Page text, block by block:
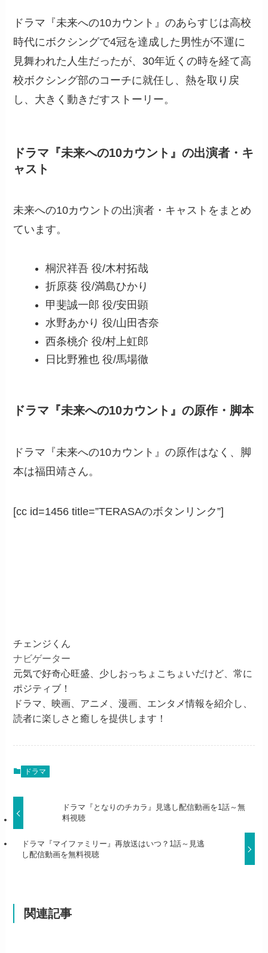
ドラマ『未来への10カウント』のあらすじは高校
時代にボクシングで4冠を達成した男性が不運に
見舞われた人生だったが、30年近くの時を経て高
校ボクシング部のコーチに就任し、熱を取り戻
し、大きく動きだすストーリー。
ドラマ『未来への10カウント』の出演者・キ
ャスト
未来への10カウントの出演者・キャストをまとめ
ています。
桐沢祥吾 役/木村拓哉
折原葵 役/満島ひかり
甲斐誠一郎 役/安田顕
水野あかり 役/山田杏奈
西条桃介 役/村上虹郎
日比野雅也 役/馬場徹
ドラマ『未来への10カウント』の原作・脚本
ドラマ『未来への10カウント』の原作はなく、脚
本は福田靖さん。
[cc id=1456 title=”TERASAのボタンリンク”]
チェンジくん
ナビゲーター
元気で好奇心旺盛、少しおっちょこちょいだけど、常に
ポジティブ！
ドラマ、映画、アニメ、漫画、エンタメ情報を紹介し、
読者に楽しさと癒しを提供します！
ドラマ
ドラマ『となりのチカラ』見逃し配信動画を1話～無
料視聴
ドラマ『マイファミリー』再放送はいつ？1話～見逃
し配信動画を無料視聴
関連記事